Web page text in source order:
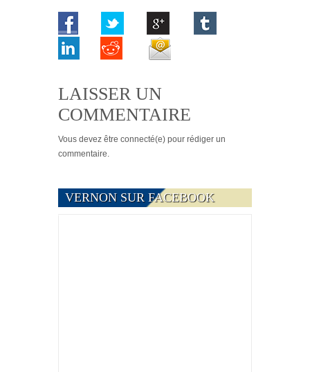
LAISSER UN
COMMENTAIRE
Vous devez être connecté(e) pour rédiger un
commentaire.
VERNON SUR FACEBOOK